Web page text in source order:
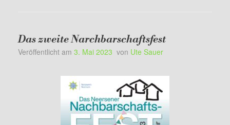
Das zweite Narchbarschaftsfest
Veröffentlicht am 3. Mai 2023 von Ute Sauer